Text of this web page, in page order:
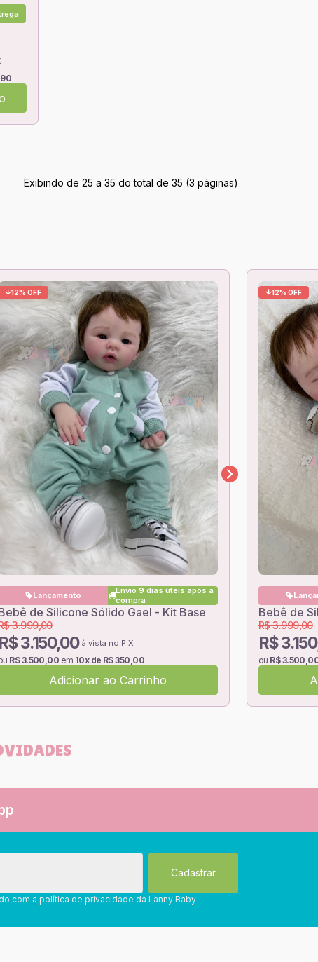
Exibindo de 25 a 35 do total de 35 (3 páginas)
Lançamento
Envio 9 dias úteis após a
compra
de Silicone Sólido Gael - Kit Base
12% OFF
R$ 3.150,00 à vista no PIX
3.999,00
R$ 3.500,00 em 10x de R$ 350,00
Adicionar ao Carrinho
Bebê de
12% OFF
R$
R$ 3.999,00
ou R$
com a política de privacidade da Lanny Baby